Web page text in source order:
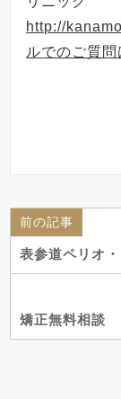
http://
ルでのご質問
前の記事
表参道ペリオ
矯正無料相談